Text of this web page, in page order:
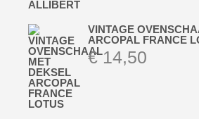
VINTAGE
ARCOPAL FRANCE
€14,50